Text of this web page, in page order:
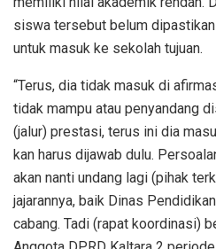
siswa tersebut belum
untuk masuk ke sekolah tujuan.
“Terus, dia tidak masuk di
tidak mampu atau penyandang
(jalur) prestasi, terus ini dia
kan harus dijawab dulu.
akan nanti undang lagi (pihak
jajarannya, baik Dinas
cabang. Tadi (rapat koordinasi)